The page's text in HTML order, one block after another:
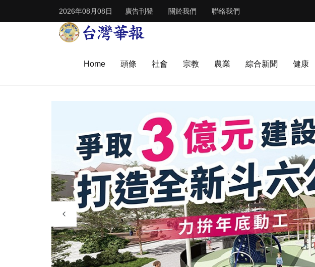
2026年08月08日 廣告刊登 關於我們 聯絡我們
Home 頭條 社會 宗教 農業 綜合新聞 健康